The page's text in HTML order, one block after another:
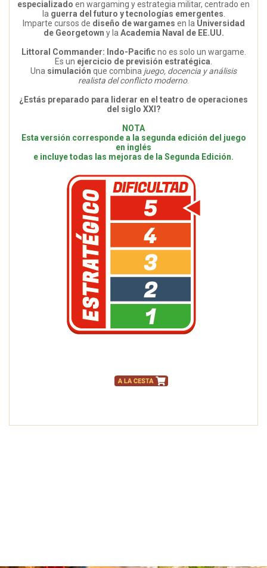
especializado en wargaming y estrategia militar, centrado en
la guerra del futuro y tecnologías emergentes.
Imparte cursos de diseño de wargames en la Universidad
de Georgetown y laAcademia Naval de EE.UU.
Littoral Commander: Indo-Pacificno es solo un wargame.
Es un ejercicio de previsión estratégica.
Una simulación que combina juego, docencia y análisis
realista del conflicto moderno.
¿Estás preparado para liderar en el teatro de operaciones
del siglo XXI?
NOTA
Esta versión corresponde a la segunda edición del juego
en inglés
e incluye todas las mejoras de la Segunda Edición.